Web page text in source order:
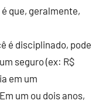
que, geralmente,
é disciplinado, pode
seguro (ex: R$
em um
um ou dois anos,